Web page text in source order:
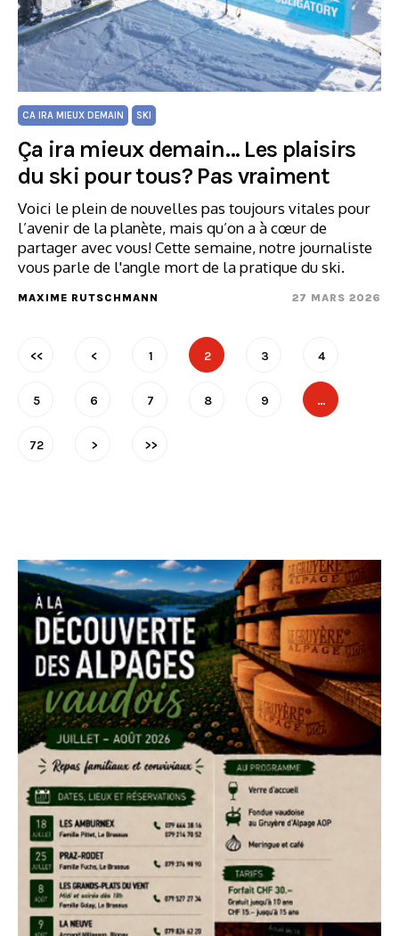
CA IRA MIEUX DEMAIN SKI
Ça ira mieux demain… Les plaisirs
du ski pour tous? Pas vraiment
Voici le plein de nouvelles pas toujours vitales pour
l’avenir de la planète, mais qu’on a à cœur de
partager avec vous! Cette semaine, notre journaliste
vous parle de l'angle mort de la pratique du ski.
MAXIME RUTSCHMANN 27 MARS 2026
<< < 1 2 3 4
5 6 7 8 9 …
72 > >>